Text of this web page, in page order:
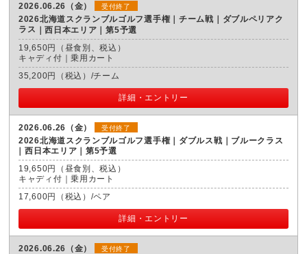
2026.06.26（金） 受付終了
2026北海道スクランブルゴルフ選手権｜チーム戦｜ダブルペリアク
ラス
西日本エリア｜第5予選
19,650円（昼食別、税込）
キャディ付｜乗用カート
35,200円（税込）/チーム
詳細・エントリー
2026.06.26（金） 受付終了
2026北海道スクランブルゴルフ選手権｜ダブルス戦｜ブルークラス
西日本エリア｜第5予選
19,650円（昼食別、税込）
キャディ付｜乗用カート
17,600円（税込）/ペア
詳細・エントリー
2026.06.26（金） 受付終了